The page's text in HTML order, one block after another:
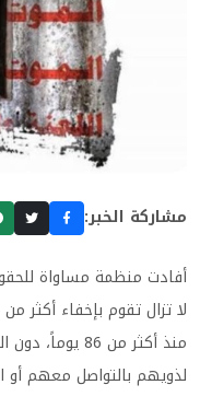
مشاركة الخبر:
أفادت منظمة مساواة
منذ أكثر من
لذويهم بالتواصل معهم أو